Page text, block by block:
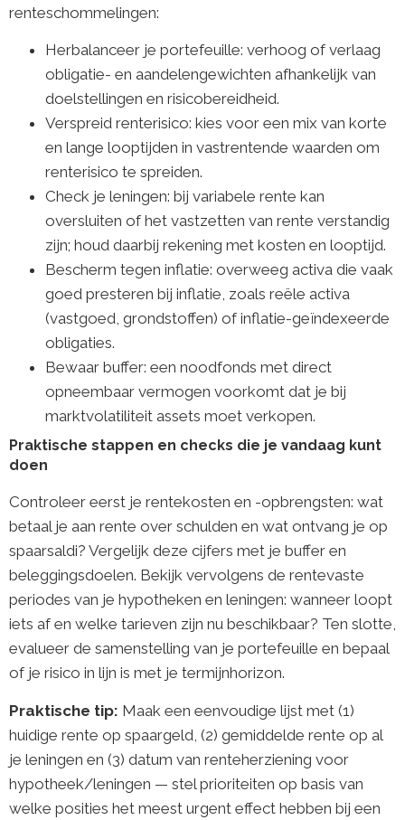
renteschommelingen:
Herbalanceer je portefeuille: verhoog of verlaag
obligatie- en aandelengewichten afhankelijk van
doelstellingen en risicobereidheid.
Verspreid renterisico: kies voor een mix van korte
en lange looptijden in vastrentende waarden om
renterisico te spreiden.
Check je leningen: bij variabele rente kan
oversluiten of het vastzetten van rente verstandig
zijn; houd daarbij rekening met kosten en looptijd.
Bescherm tegen inflatie: overweeg activa die vaak
goed presteren bij inflatie, zoals reële activa
(vastgoed, grondstoffen) of inflatie-geïndexeerde
obligaties.
Bewaar buffer: een noodfonds met direct
opneembaar vermogen voorkomt dat je bij
marktvolatiliteit assets moet verkopen.
Praktische stappen en checks die je vandaag kunt
doen
Controleer eerst je rentekosten en -opbrengsten: wat
betaal je aan rente over schulden en wat ontvang je op
spaarsaldi? Vergelijk deze cijfers met je buffer en
beleggingsdoelen. Bekijk vervolgens de rentevaste
periodes van je hypotheken en leningen: wanneer loopt
iets af en welke tarieven zijn nu beschikbaar? Ten slotte,
evalueer de samenstelling van je portefeuille en bepaal
of je risico in lijn is met je termijnhorizon.
Praktische tip: Maak een eenvoudige lijst met (1)
huidige rente op spaargeld, (2) gemiddelde rente op al
je leningen en (3) datum van renteherziening voor
hypotheek/leningen — stel prioriteiten op basis van
welke posities het meest urgent effect hebben bij een